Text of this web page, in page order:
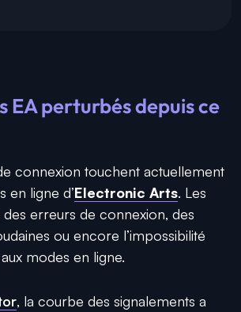
EA perturbés depuis ce
connexion touchent actuellement
en ligne d’Electronic Arts. Les
des erreurs de connexion, des
ou encore l’impossibilité
modes en ligne.
, la courbe des signalements a